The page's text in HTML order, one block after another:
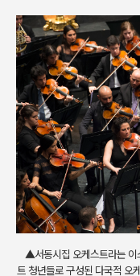
▲서동시집 오케스트라는 이
트 청년들로 구성된 다국적 오